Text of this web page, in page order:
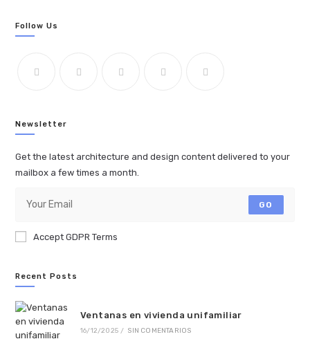
Follow Us
Newsletter
Get the latest architecture and design content delivered to your
mailbox a few times a month.
GO
Accept GDPR Terms
Recent Posts
Ventanas en vivienda unifamiliar
16/12/2025 / SIN COMENTARIOS